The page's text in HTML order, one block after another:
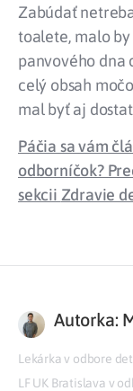
Zabúdať
toalete, malo by
panvového dna
celý obsah
mal byť aj
Páčia sa vám
odborníčok?
sekcii Zdravie
Autorka:
Lekárka v odbore
LF UK Bratislava v